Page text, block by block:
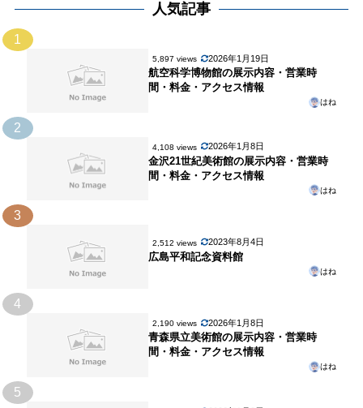
人気記事
1
5,897 views 2026年1月19日
航空科学博物館の展示内容・営業時
間・料金・アクセス情報
はね
2
4,108 views 2026年1月8日
金沢21世紀美術館の展示内容・営業時
間・料金・アクセス情報
はね
3
2,512 views 2023年8月4日
広島平和記念資料館
はね
4
2,190 views 2026年1月8日
青森県立美術館の展示内容・営業時
間・料金・アクセス情報
はね
5